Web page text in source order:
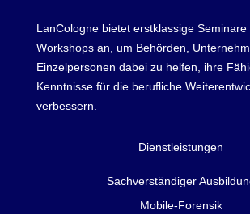
LanCologne bietet erstklassige Seminare
Workshops an, um Behörden,
Einzelpersonen dabei zu helfen, ihre
Kenntnisse für die berufliche
verbessern.
Dienstleistungen
Sachverständiger
Mobile-Forensik